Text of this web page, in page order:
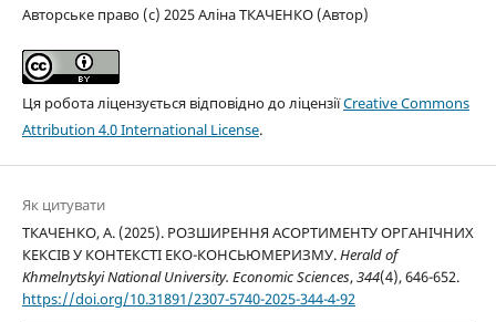
Авторське право (c) 2025 Аліна ТКАЧЕНКО (Автор)
Ця робота ліцензується відповідно до ліцензіїCreative Commons
Attribution 4.0 International License.
Як цитувати
ТКАЧЕНКО, А. (2025). РОЗШИРЕННЯ АСОРТИМЕНТУ ОРГАНІЧНИХ
КЕКСІВ У КОНТЕКСТІ ЕКО-КОНСЬЮМЕРИЗМУ.Herald of
Khmelnytskyi National University. Economic Sciences,344(4), 646-652.
https://doi.org/10.31891/2307-5740-2025-344-4-92